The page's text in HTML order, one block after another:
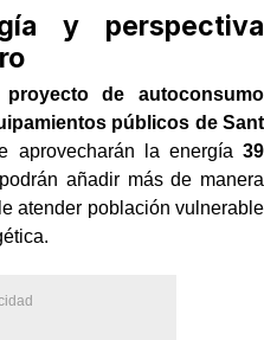
y perspectiva
proyecto de autoconsumo
públicos de Sant
aprovecharán la energía 39
añadir más de manera
atender población vulnerable